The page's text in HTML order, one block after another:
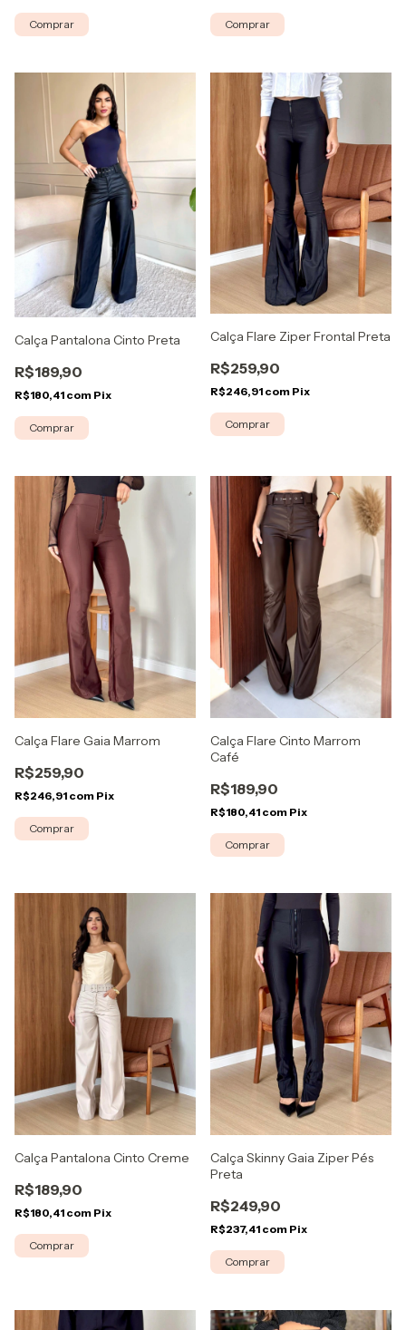
Comprar Comprar
Calça Pantalona Cinto Preta
R$189,90
R$180,41 com Pix
Comprar
Calça Flare Ziper Frontal Preta
R$259,90
R$246,91 com Pix
Comprar
Calça Flare Gaia Marrom
R$259,90
R$246,91 com Pix
Comprar
Calça Flare Cinto Marrom
Café
R$189,90
R$180,41 com Pix
Comprar
Calça Pantalona Cinto Creme
R$189,90
R$180,41 com Pix
Comprar
Calça Skinny Gaia Ziper Pés
Preta
R$249,90
R$237,41 com Pix
Comprar